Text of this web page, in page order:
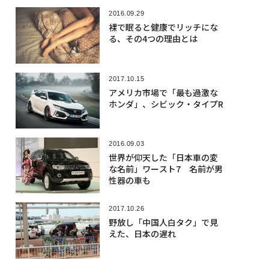
2016.09.29
裸で眠ると健康でリッチにな
る、その4つの理由とは
2017.10.15
アメリカ市場で「最も過激な
ホンダ」、シビック・タイプR
2016.09.03
世界が仰天した「日本車の変
な名前」ワースト7 名前が男
性器の車も
2017.10.26
野放し「中国人白タク」で見
えた、日本の遅れ